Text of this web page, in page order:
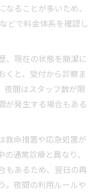
ることが多いため、
どで料金体系を確認し
、現在の状態を簡潔に
くと、受付から診察ま
夜間はスタッフ数が限
が発生する場合もある
救命措置や応急処置が
通常診療と異なり、
もあるため、翌日の再
。夜間の利用ルールや